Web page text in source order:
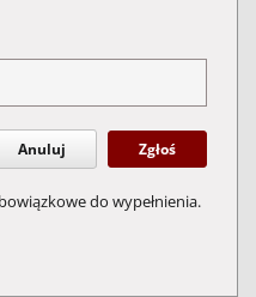
Anuluj Zgłoś
do wypełnienia.